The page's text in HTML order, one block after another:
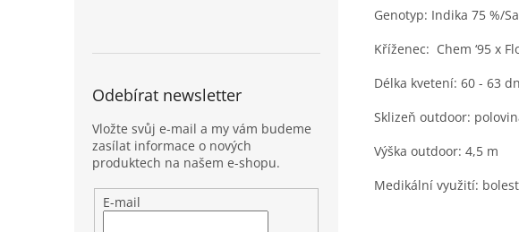
Odebírat newsletter
Vložte svůj e-mail a my vám budeme
zasílat informace o nových
produktech na našem e-shopu.
E-mail
Genotyp: Indika 75 %/
Kříženec: Chem ‘95 x
Délka kvetení: 60 - 63
Sklizeň outdoor:
Výška outdoor: 4,5 m
Medikální využití: bolest